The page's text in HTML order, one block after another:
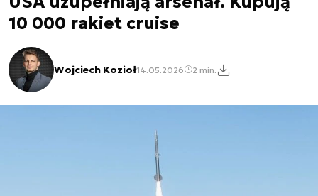
10 000 rakiet cruise
Wojciech Kozioł14.05.2026 2 min.